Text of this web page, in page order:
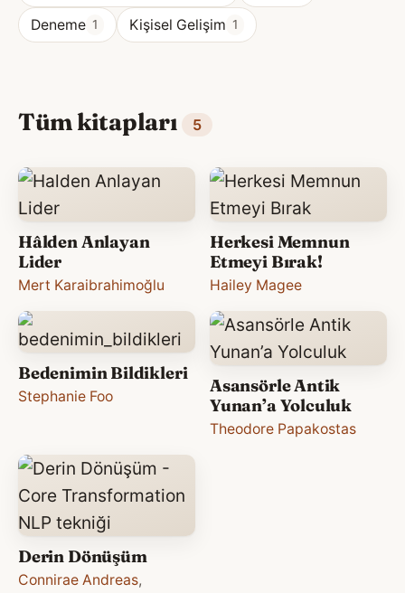
Deneme 1 Kişisel Gelişim 1
Tüm kitapları 5
Hâlden Anlayan
Lider
Mert Karaibrahimoğlu
Herkesi Memnun
Etmeyi Bırak!
Hailey Magee
Bedenimin Bildikleri
Stephanie Foo
Asansörle Antik
Yunan’a Yolculuk
Theodore Papakostas
Derin Dönüşüm
Connirae Andreas,